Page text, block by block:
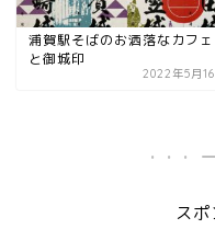
浦賀駅そばのお洒落なカフェ
と御城印
2022年5月
ス